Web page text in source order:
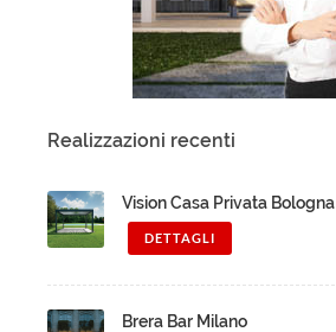
Realizzazioni recenti
Vision Casa Privata Bologna
DETTAGLI
Brera Bar Milano